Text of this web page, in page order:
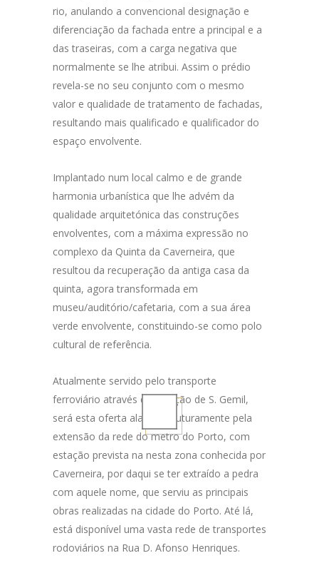
rio, anulando a convencional designação e
diferenciação da fachada entre a principal e a
das traseiras, com a carga negativa que
normalmente se lhe atribui. Assim o prédio
revela-se no seu conjunto com o mesmo
valor e qualidade de tratamento de fachadas,
resultando mais qualificado e qualificador do
espaço envolvente.
Implantado num local calmo e de grande
harmonia urbanística que lhe advém da
qualidade arquitetónica das construções
envolventes, com a máxima expressão no
complexo da Quinta da Caverneira, que
resultou da recuperação da antiga casa da
quinta, agora transformada em
museu/auditório/cafetaria, com a sua área
verde envolvente, constituindo-se como polo
cultural de referência.
Atualmente servido pelo transporte
ferroviário através da estação de S. Gemil,
será esta oferta alargada futuramente pela
extensão da rede do metro do Porto, com
estação prevista na nesta zona conhecida por
Caverneira, por daqui se ter extraído a pedra
com aquele nome, que serviu as principais
obras realizadas na cidade do Porto. Até lá,
está disponível uma vasta rede de transportes
rodoviários na Rua D. Afonso Henriques.